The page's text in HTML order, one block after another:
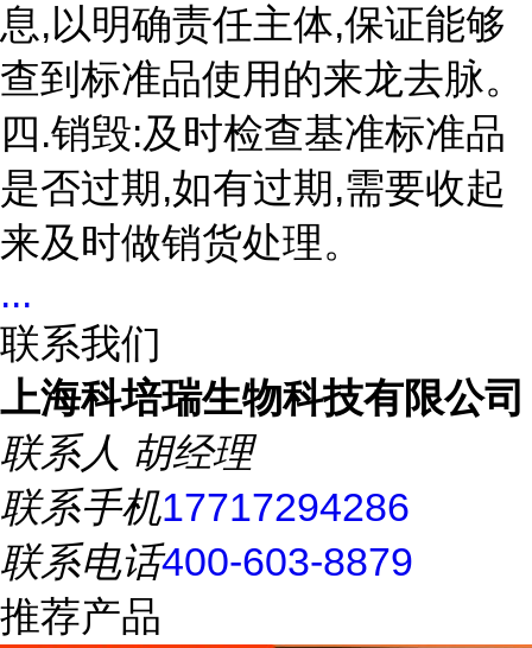
息,以明确责任主体,保证能够
查到标准品使用的来龙去脉。
四.销毁:及时检查基准标准品
是否过期,如有过期,需要收起
来及时做销货处理。
...
联系我们
上海科培瑞生物科技有限公司
联系人 胡经理
联系手机17717294286
联系电话400-603-8879
推荐产品